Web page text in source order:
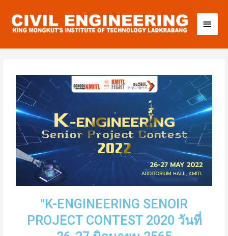
"K-ENGINEERING SENOIR
PROJECT CONTEST 2020 วันที่